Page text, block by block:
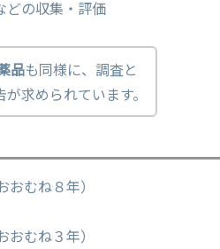
の収集・評価
品も同様に、調査と
求められています。
むね８年）
むね３年）